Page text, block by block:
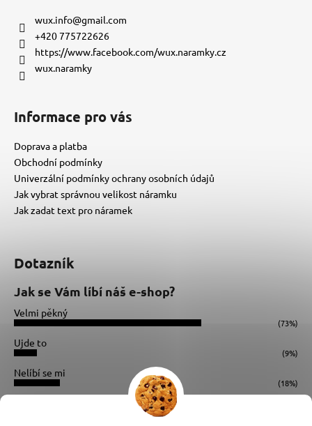
wux.info@gmail.com
+420 775722626
https://www.facebook.com/wux.naramky.cz
wux.naramky
Informace pro vás
Doprava a platba
Obchodní podmínky
Univerzální podmínky ochrany osobních údajů
Jak vybrat správnou velikost náramku
Jak zadat text pro náramek
Dotazník
Jak se Vám líbí náš e-shop?
Velmi pěkný
(73%)
Ujde to
(9%)
Nelíbí se mi
(18%)